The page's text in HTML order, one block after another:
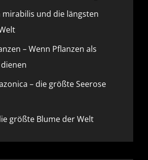
mirabilis und die längsten
– Wenn Pflanzen als
– die größte Seerose
größte Blume der Welt